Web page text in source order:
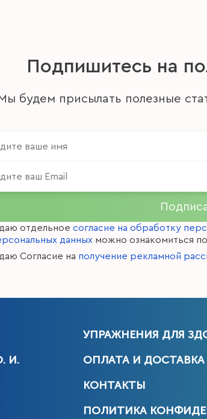
Подпишитесь на
будем присылать полезные
отдельное согласие на обработку
данных можно ознакомиться
Согласие на получение рекламной
И.
УПРАЖНЕНИЯ ДЛЯ
ОПЛАТА И ДОСТАВКА
КОНТАКТЫ
ПОЛИТИКА